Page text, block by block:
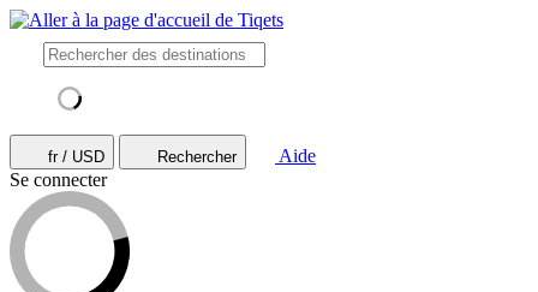
fr / USD Rechercher
Aide
Se connecter